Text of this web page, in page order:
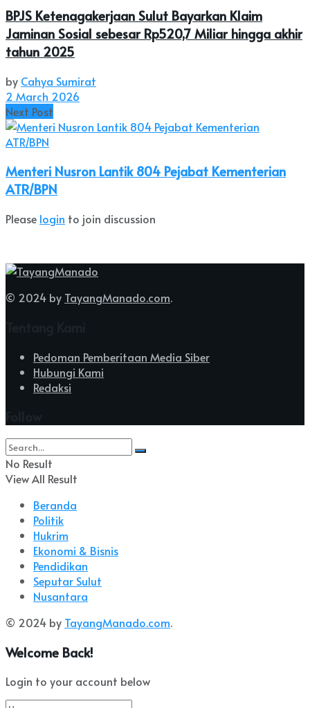
BPJS Ketenagakerjaan Sulut Bayarkan Klaim
Jaminan Sosial sebesar Rp520,7 Miliar hingga akhir
tahun 2025
by Cahya Sumirat
2 March 2026
Next Post
Menteri Nusron Lantik 804 Pejabat Kementerian
ATR/BPN
Please login to join discussion
© 2024 by TayangManado.com.
Pedoman Pemberitaan Media Siber
Hubungi Kami
Redaksi
No Result
View All Result
Beranda
Politik
Hukrim
Ekonomi & Bisnis
Pendidikan
Seputar Sulut
Nusantara
© 2024 by TayangManado.com.
Welcome Back!
Login to your account below